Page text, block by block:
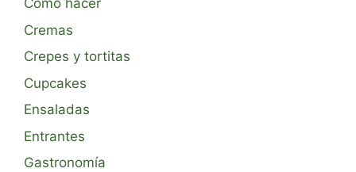
Cómo hacer
Cremas
Crepes y tortitas
Cupcakes
Ensaladas
Entrantes
Gastronomía